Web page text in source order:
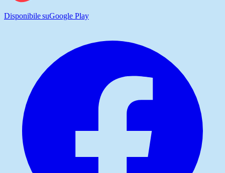
Disponibile suGoogle Play